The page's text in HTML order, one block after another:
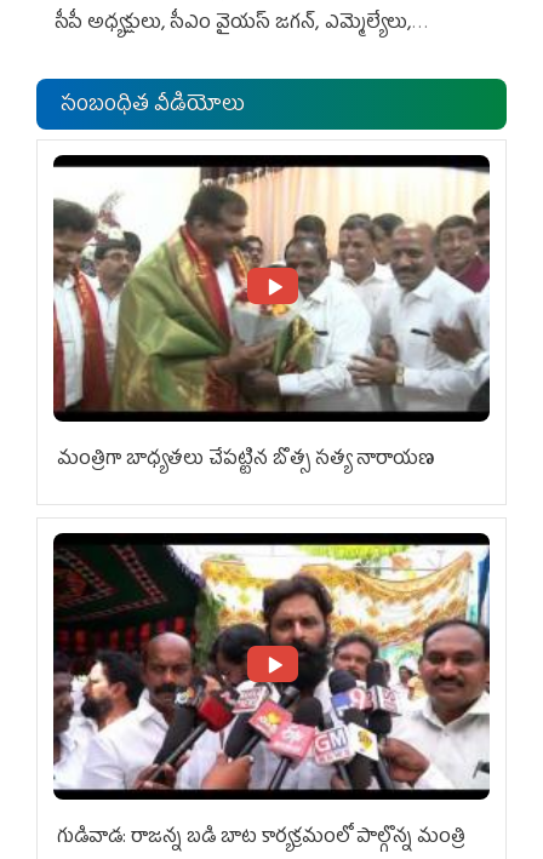
సీపీ అధ్య‌క్షులు, సీఎం వైయ‌స్ జ‌గ‌న్, ఎమ్మెల్యేలు,
సంబంధిత వీడియోలు
మంత్రిగా బాధ్యతలు చేపట్టిన బొత్స సత్య నారాయణ
గుడివాడ: రాజన్న బడి బాట కార్యక్రమంలో పాల్గొన్న మంత్రి